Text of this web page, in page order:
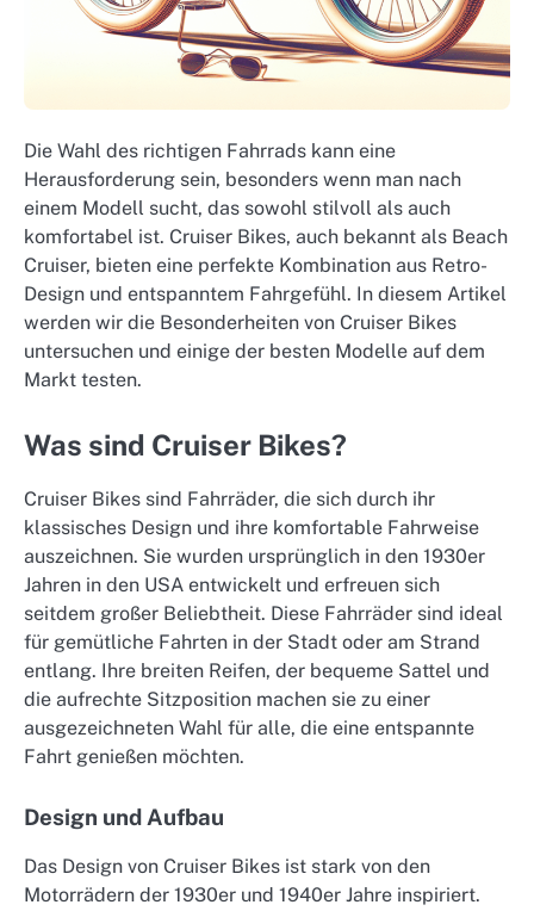
Die Wahl des richtigen Fahrrads kann eine
Herausforderung sein, besonders wenn man nach
einem Modell sucht, das sowohl stilvoll als auch
komfortabel ist. Cruiser Bikes, auch bekannt als Beach
Cruiser, bieten eine perfekte Kombination aus Retro-
Design und entspanntem Fahrgefühl. In diesem Artikel
werden wir die Besonderheiten von Cruiser Bikes
untersuchen und einige der besten Modelle auf dem
Markt testen.
Was sind Cruiser Bikes?
Cruiser Bikes sind Fahrräder, die sich durch ihr
klassisches Design und ihre komfortable Fahrweise
auszeichnen. Sie wurden ursprünglich in den 1930er
Jahren in den USA entwickelt und erfreuen sich
seitdem großer Beliebtheit. Diese Fahrräder sind ideal
für gemütliche Fahrten in der Stadt oder am Strand
entlang. Ihre breiten Reifen, der bequeme Sattel und
die aufrechte Sitzposition machen sie zu einer
ausgezeichneten Wahl für alle, die eine entspannte
Fahrt genießen möchten.
Design und Aufbau
Das Design von Cruiser Bikes ist stark von den
Motorrädern der 1930er und 1940er Jahre inspiriert.